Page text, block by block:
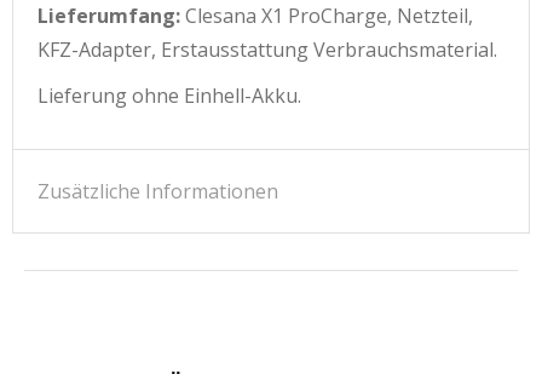
Lieferumfang:Clesana X1 ProCharge, Netzteil,
KFZ-Adapter, Erstausstattung Verbrauchsmaterial.
Lieferung ohne Einhell-Akku.
Zusätzliche Informationen